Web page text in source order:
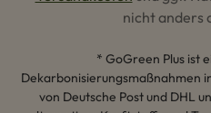
nicht anders
* GoGreen Plus ist
Dekarbonisierungsmaßnahmen
von Deutsche Post und DHL